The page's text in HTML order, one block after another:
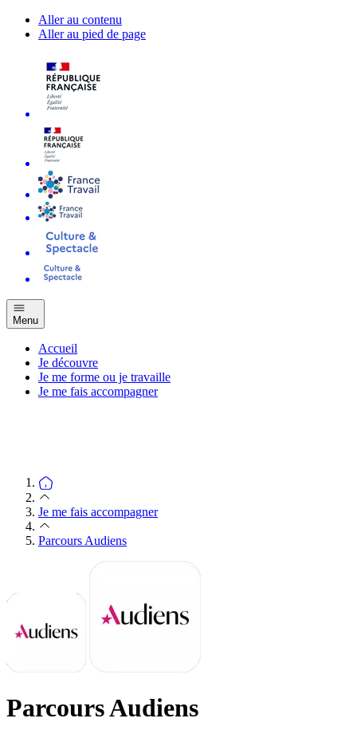
Aller au contenu
Aller au pied de page
Menu
Accueil
Je découvre
Je me forme ou je travaille
Je me fais accompagner
Je me fais accompagner
Parcours Audiens
Parcours Audiens